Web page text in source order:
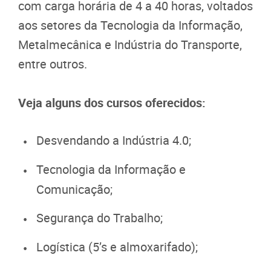
com carga horária de 4 a 40 horas, voltados
aos setores da Tecnologia da Informação,
Metalmecânica e Indústria do Transporte,
entre outros.
Veja alguns dos cursos oferecidos:
Desvendando a Indústria 4.0;
Tecnologia da Informação e
Comunicação;
Segurança do Trabalho;
Logística (5’s e almoxarifado);